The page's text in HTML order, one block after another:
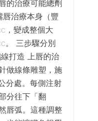
的治療可能總劑
治療本身（豐
，變成整個大
。 三步驟分別
打造 上唇的治
做線條雕塑，施
分處。每側注射
分往下「翻
唇弧。這種調整